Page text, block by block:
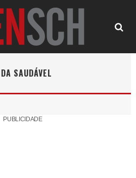
SAUDÁVEL
PUBLICIDADE